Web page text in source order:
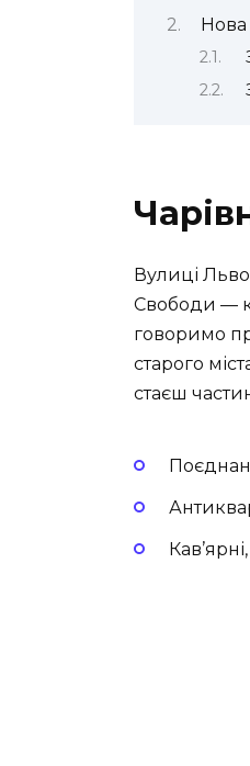
Нова
Вулиці
Свободи —
говоримо
старого
стаєш